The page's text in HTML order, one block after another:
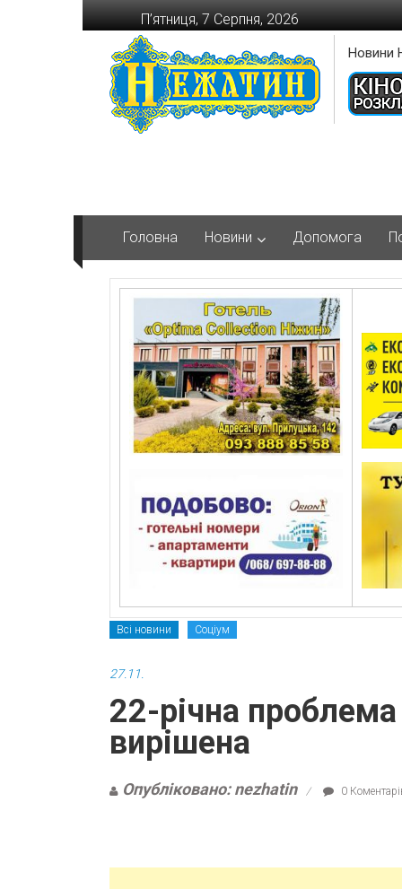
Перейти
до
вмісту
П’ятниця, 7 Серпня, 2026
Новини
Головна Новини Допомога
Всі новини Соціум
27.11.
22-річна
вирішена
Опубліковано: nezhatin 0